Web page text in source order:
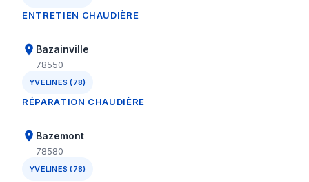
ENTRETIEN CHAUDIÈRE
Bazainville
78550
YVELINES (78)
RÉPARATION CHAUDIÈRE
Bazemont
78580
YVELINES (78)